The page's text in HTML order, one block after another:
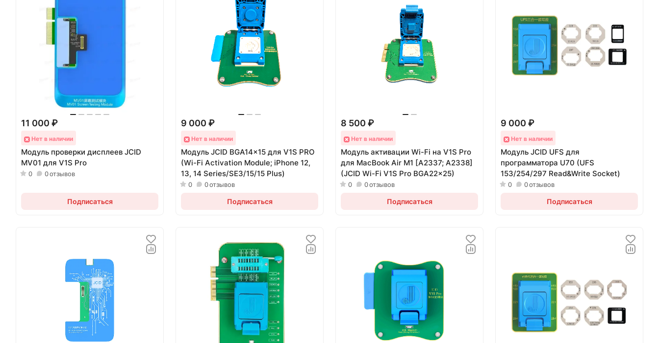
11 000 ₽
Нет в наличии
Модуль проверки дисплеев JCID
MV01 для V1S Pro
0 0отзывов
Подписаться
9 000 ₽
Нет в наличии
Модуль JCID BGA14x15 для V1S PRO
(Wi-Fi Activation Module; iPhone 12,
13, 14 Series/SE3/15/15 Plus)
0 0отзывов
Подписаться
8 500 ₽
Нет в наличии
Модуль активации Wi-Fi на V1S Pro
для MacBook Air M1 [A2337; A2338]
(JCID Wi-Fi V1S Pro BGA22x25)
0 0отзывов
Подписаться
9 000 ₽
Нет в наличии
Модуль JCID UFS для
программатора U70 (UFS
153/254/297 Read&Write Socket)
0 0отзывов
Подписаться